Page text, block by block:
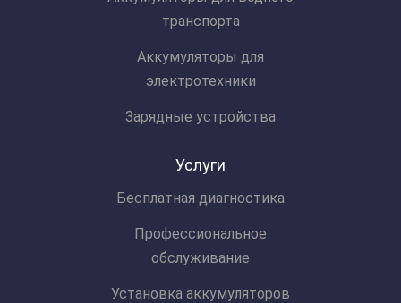
транспорта
Аккумуляторы для
электротехники
Зарядные устройства
Услуги
Бесплатная диагностика
Профессиональное
обслуживание
Установка аккумуляторов